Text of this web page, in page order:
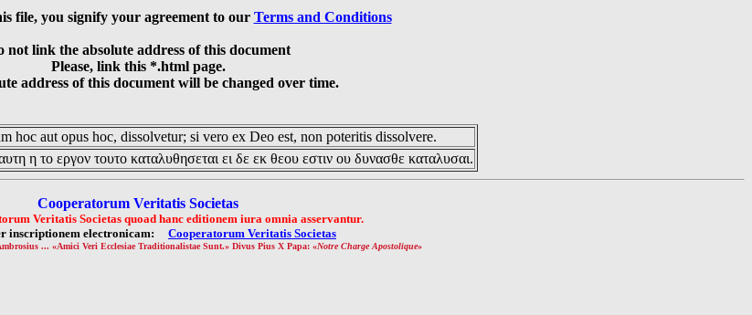
file, you signify your agreement to our Terms and Conditions
not link the absolute address of this document
Please, link this *.html page.
address of this document will be changed over time.
hoc aut opus hoc, dissolvetur; si vero ex Deo est, non poteritis dissolvere.
η το εργον τουτο καταλυθησεται ει δε εκ θεου εστιν ου δυνασθε καταλυσαι.
Cooperatorum Veritatis Societas
Veritatis Societas quoad hanc editionem iura omnia asservantur.
inscriptionem electronicam: Cooperatorum Veritatis Societas
... «Amici Veri Ecclesiae Traditionalistae Sunt.» Divus Pius X Papa: «Notre Charge Apostolique»